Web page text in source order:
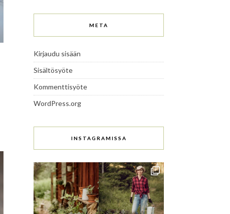
META
Kirjaudu sisään
Sisältösyöte
Kommenttisyöte
WordPress.org
INSTAGRAMISSA